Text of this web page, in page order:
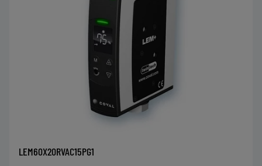
LEM60X20RVAC15PG1